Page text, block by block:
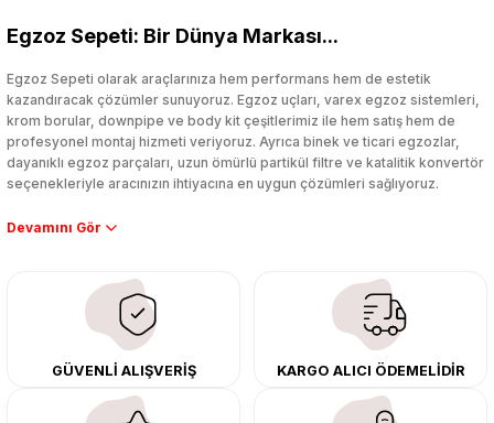
Egzoz Sepeti: Bir Dünya Markası...
Egzoz Sepeti olarak araçlarınıza hem performans hem de estetik
kazandıracak çözümler sunuyoruz. Egzoz uçları, varex egzoz sistemleri,
krom borular, downpipe ve body kit çeşitlerimiz ile hem satış hem de
profesyonel montaj hizmeti veriyoruz. Ayrıca binek ve ticari egzozlar,
dayanıklı egzoz parçaları, uzun ömürlü partikül filtre ve katalitik konvertör
seçenekleriyle aracınızın ihtiyacına en uygun çözümleri sağlıyoruz.
Performans artışı isteyen sürücüler için özel performans egzozları ve
çıkma orijinal ürünler ile yenileyebilir, body kit uygulamalarıyla aracınızın
tasarımını ve aerodinamisini üst seviyeye taşıyabilirsiniz.
Tüm ürünlerimiz orijinal, dayanıklı ve uzun ömürlüdür. İstanbul’daki montaj
merkezimizde profesyonel montaj yapıyor, Türkiye’nin her yerine güvenli
kargo ile teslimat gerçekleştiriyoruz. Aracınıza değer katmak için doğru
adres: Egzoz Sepeti.
GÜVENLİ ALIŞVERİŞ KARGO ALICI ÖDEMELİDİR